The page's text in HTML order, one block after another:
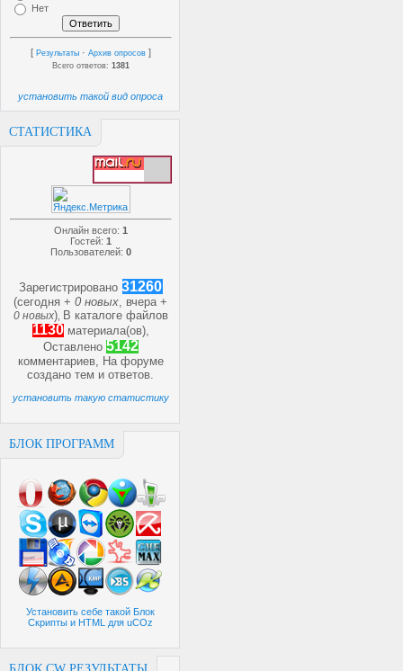
Нет
[ Результаты · Архив опросов ]
Всего ответов: 1381
установить такой вид опроса
СТАТИСТИКА
Онлайн всего: 1
Гостей: 1
Пользователей: 0
Зарегистрировано 31260
(сегодня +0 новых, вчера +
0 новых) В каталоге файлов
1130 материала(ов),
Оставлено 5142
комментариев, На форуме
созданотем иответов.
установить такую статистику
БЛОК ПРОГРАММ
Установить себе такой Блок
Скрипты и HTML для uCOz